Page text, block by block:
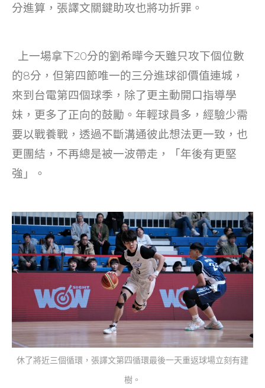
分進算，張譯文關鍵助攻也將功折罪。
上一場拿下20分的劉希曄今天雖只攻下個位數
的8分，但第四節唯一的三分進球卻價值連城，
來到台電第四個球季，除了更主動開口指導學
妹，更多了正向的鼓勵。年輕球員多，經驗少需
要以戰養戰，透過不斷溝通彼此想法更一致，也
更團結，不再總是被一波帶走，「年後有更堅
強」。
休了將近三個循環，張譯文第四循環最後一天重返球場立刻有建
樹。